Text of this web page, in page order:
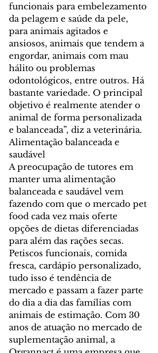
funcionais para embelezamento
da pelagem e saúde da pele,
para animais agitados e
ansiosos, animais que tendem a
engordar, animais com mau
hálito ou problemas
odontológicos, entre outros. Há
bastante variedade. O principal
objetivo é realmente atender o
animal de forma personalizada
e balanceada”, diz a veterinária.
Alimentação balanceada e
saudável
A preocupação de tutores em
manter uma alimentação
balanceada e saudável vem
fazendo com que o mercado pet
food cada vez mais oferte
opções de dietas diferenciadas
para além das rações secas.
Petiscos funcionais, comida
fresca, cardápio personalizado,
tudo isso é tendência de
mercado e passam a fazer parte
do dia a dia das famílias com
animais de estimação. Com 30
anos de atuação no mercado de
suplementação animal, a